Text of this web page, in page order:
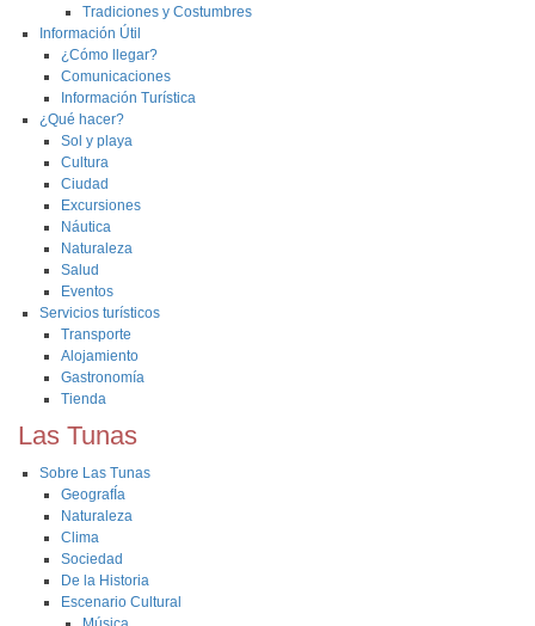
Tradiciones y Costumbres
Información Útil
¿Cómo llegar?
Comunicaciones
Información Turística
¿Qué hacer?
Sol y playa
Cultura
Ciudad
Excursiones
Náutica
Naturaleza
Salud
Eventos
Servicios turísticos
Transporte
Alojamiento
Gastronomía
Tienda
Las Tunas
Sobre Las Tunas
GeografÍa
Naturaleza
Clima
Sociedad
De la Historia
Escenario Cultural